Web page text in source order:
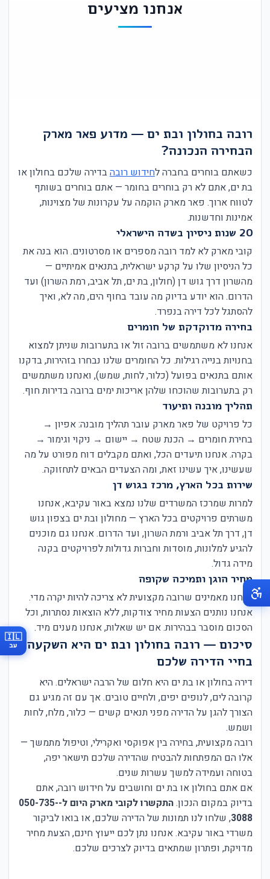
אנחנו מציעים
רובה בחולון ובת ים — מדוע פאר מארק
הבחירה הנכונה?
כשאתם בוחרים בחברה לחידוש רובהבדירה שלכם בחולון או
בת ים, אתם לא רק בוחרים בחומר — אתם בוחרים בשותף
לטווח ארוך. פאר מארק הוקמה על עקרונות של מצוינות,
אמינות וחדשנות.
20 שנות ניסיון בשדה הישראלי
קובי מארק לא למד רובה מספרים או מסרטונים. הוא בנה את
כל הניסיון שלו על קרקע ישראלית, בתנאים אמיתיים —
מהשרון דרך גוש דן (חולון, בת ים, תל אביב, רמת השרון) ועד
הדרום. הוא יודע בדיוק מה עובד בחוף הים, מה לא, ואיך
להסתגל לכל דירה בנפרד.
בחירה מדוקדקת של חומרים
אנחנו לא משתמשים ברובה זול או בתערובות שניתן למצוא
בחנויות בנייה רגילות. כל החומרים שלנו נבחרו בזהירות, בדקנו
אותם בתנאים בפועל (כלור, לחות, שמש), ואנחנו משתמשים
רק בתערובות שהוכחו שלהן אריכות ימים ברובה בדירות חוף.
תהליך מובנה ותיעוד
כל פרויקט של פאר מארק עובר תהליך מובנה: אפיון →
בחירת חומרים → הכנת שטח → יישום → ניקוי וגימור →
בקרה. אנחנו תיעדים הכל, ואתם מקבלים דוח מפורט על מה
שעשינו, איך עשינו זאת, ומה הצעדים הבאים לתחזוקה.
שירות בכל הארץ, מרכז בגוש דן
למרות שמרכז המשרדים שלנו נמצא באור עקיבא, אנחנו
משרתים פרויקטים בכל הארץ — מחולון ובת ים בצפון גוש
דן, דרך תל אביב ורמת השרון, ועד הדרום. אנחנו גם מוכנים
להגיע למלונות, מוסדות וחברות גדולות לפרויקטים בקנה
מידה גדול.
מחיר הוגן ותמיכה שקופה
אנחנו מאמינים שרובה מקצועית לא צריכה להיות יקרה מדי.
אנחנו נותנים הצעות מחיר צודקות, ללא הוצאות נסתרות, וכל
הסכום מוסבר בבהירות. אם יש שאלות, אנחנו מענים מיד.
סיכום — רובה בחולון ובת ים היא השקעה
בחיי הדירה שלכם
דירה בחולון או בת ים היא חלום של הרבה ישראלים. היא
קרובה לים, לנופים יפים, ולחיים טובים. אך עם זה מגיע גם
הצורך להגן על הדירה מפני תנאים קשים — כלור, מלח, לחות
ושמש.
רובה מקצועית, בחירה בין אפוקסי ואקרילי, וטיפול מתמשך —
אלו הם המפתחות להבטיח שהדירה שלכם תישאר יפה,
בטוחה ועמידה למשך עשרות שנים.
אם אתם בחולון או בת ים וחושבים על חידוש רובה, אתם
בדיוק במקום הנכון.
התקשרו לקובי מארק היום ל-050-735-
3088, שלחו לנו תמונות של הדירה שלכם, או בואו לביקור
משרדי באור עקיבא. אנחנו נתן לכם ייעוץ חינם, הצעת מחיר
מדויקת, ופתרון שמתאים בדיוק לצרכים שלכם.
🇮🇱
עב